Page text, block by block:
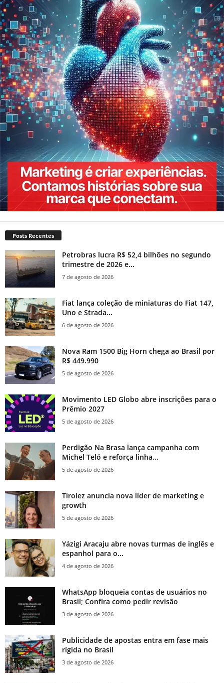
Posts Recentes
Petrobras lucra R$ 52,4 bilhões no segundo
trimestre de 2026 e...
7 de agosto de 2026
Fiat lança coleção de miniaturas do Fiat 147,
Uno e Strada...
6 de agosto de 2026
Nova Ram 1500 Big Horn chega ao Brasil por
R$ 449.990
5 de agosto de 2026
Movimento LED Globo abre inscrições para o
Prêmio 2027
5 de agosto de 2026
Perdigão Na Brasa lança campanha com
Michel Teló e reforça linha...
5 de agosto de 2026
Tirolez anuncia nova líder de marketing e
growth
5 de agosto de 2026
Yázigi Aracaju abre novas turmas de inglês e
espanhol para o...
4 de agosto de 2026
WhatsApp bloqueia contas de usuários no
Brasil; Confira como pedir revisão
3 de agosto de 2026
Publicidade de apostas entra em fase mais
rígida no Brasil
3 de agosto de 2026